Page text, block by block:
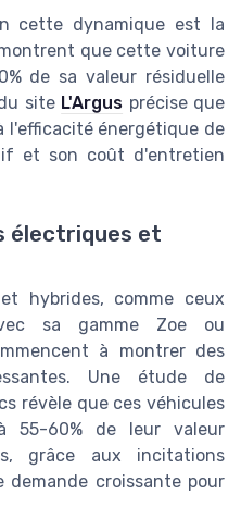
cette dynamique est la
que cette voiture
de sa valeur résiduelle
site L'Argus précise que
l'efficacité énergétique de
et son coût d'entretien
électriques et
hybrides, comme ceux
sa gamme Zoe ou
à montrer des
Une étude de
révèle que ces véhicules
55-60% de leur valeur
grâce aux incitations
demande croissante pour